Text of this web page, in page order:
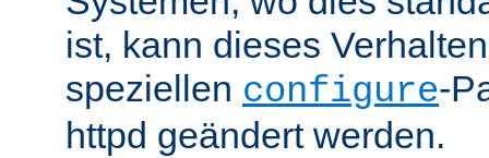
ist, kann dieses
speziellen configure-
httpd geändert werden.